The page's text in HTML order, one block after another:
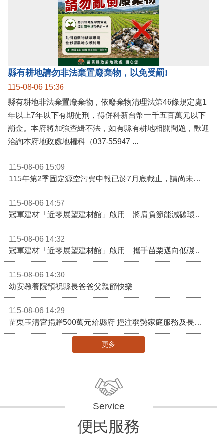
縣有耕地請勿非法棄置廢棄物，以免受罰!
115-08-06 15:36
縣有耕地非法棄置廢棄物，依廢棄物清理法第46條規定處1
年以上7年以下有期徒刑，得併科新台幣一千五百萬元以下
罰金。本府將加強查緝不法，如有縣有耕地相關問題，歡迎
洽詢本府地政處地權科（037-55947 ...
115-08-06 15:09
115年第2季固定源空污費申報已於7月底截止，請尚未申報公私場所儘速完成申繳，以免面臨滯納金及罰鍰!
115-08-06 14:57
冠軍建材「近零展望建材館」啟用 將肩負節能減碳環境教育重任
115-08-06 14:32
冠軍建材「近零展望建材館」啟用 攜手苗栗邁向低碳建築新未來
115-08-06 14:30
幼安教養院預祝縣長爸爸父親節快樂
115-08-06 14:29
苗栗玉清宮捐贈500萬元給縣府 挹注弱勢家庭服務及長照醫療資源
更多
便民服務